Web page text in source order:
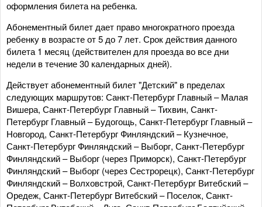
оформления билета на ребенка.
Абонементный билет дает право многократного проезда
ребенку в возрасте от 5 до 7 лет. Срок действия данного
билета 1 месяц (действителен для проезда во все дни
недели в течение 30 календарных дней).
Действует абонементный билет "Детский" в пределах
следующих маршрутов: Санкт-Петербург Главный – Малая
Вишера, Санкт-Петербург Главный – Тихвин, Санкт-
Петербург Главный – Будогощь, Санкт-Петербург Главный –
Новгород, Санкт-Петербург Финляндский – Кузнечное,
Санкт-Петербург Финляндский – Выборг, Санкт-Петербург
Финляндский – Выборг (через Приморск), Санкт-Петербург
Финляндский – Выборг (через Сестрорецк), Санкт-Петербург
Финляндский – Волховстрой, Санкт-Петербург Витебский –
Оредеж, Санкт-Петербург Витебский – Поселок, Санкт-